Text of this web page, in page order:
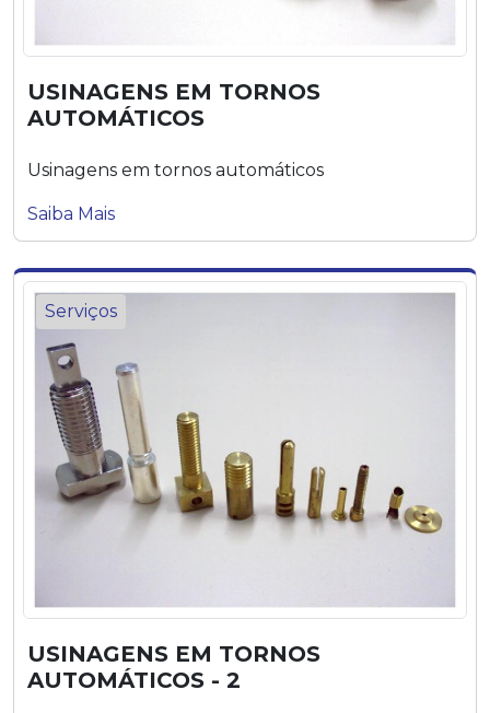
USINAGENS EM TORNOS
AUTOMÁTICOS
Saiba Mais
Serviços
USINAGENS EM TORNOS
AUTOMÁTICOS - 2